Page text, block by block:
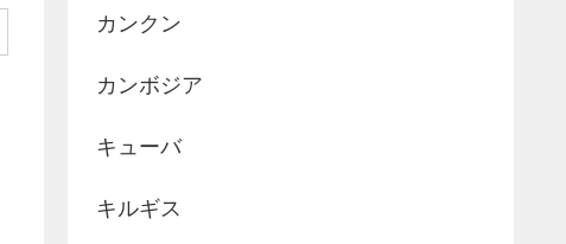
カンクン
カンボジア
キューバ
キルギス